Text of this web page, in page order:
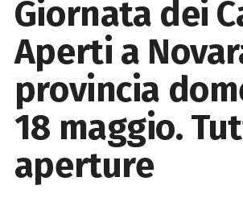
Giornata dei
Aperti a
provincia
18 maggio.
aperture